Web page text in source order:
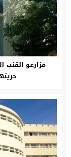
مزارعو القنب